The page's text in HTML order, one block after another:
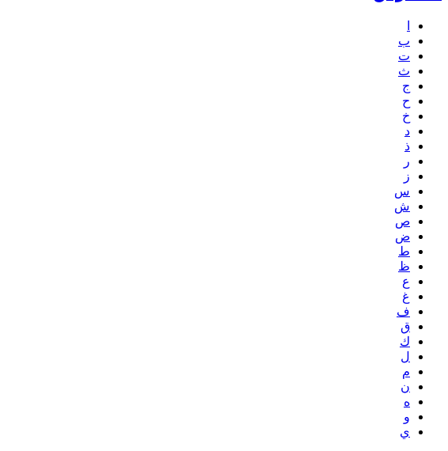
ب
ت
ث
ج
ح
خ
د
ذ
ر
ز
س
ش
ص
ض
ط
ظ
ع
غ
ف
ق
ك
ل
م
ن
ه
و
ي